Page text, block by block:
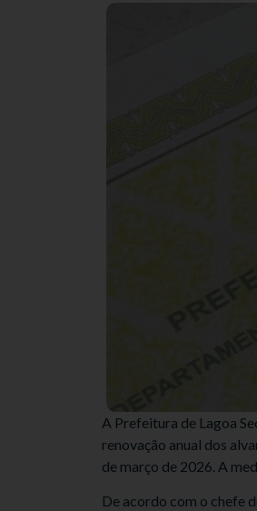
A Prefeitura de Lagoa
renovação anual dos
de março de 2026. A
De acordo com o chefe